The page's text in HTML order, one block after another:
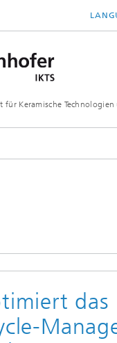
Keramische Technologien
das